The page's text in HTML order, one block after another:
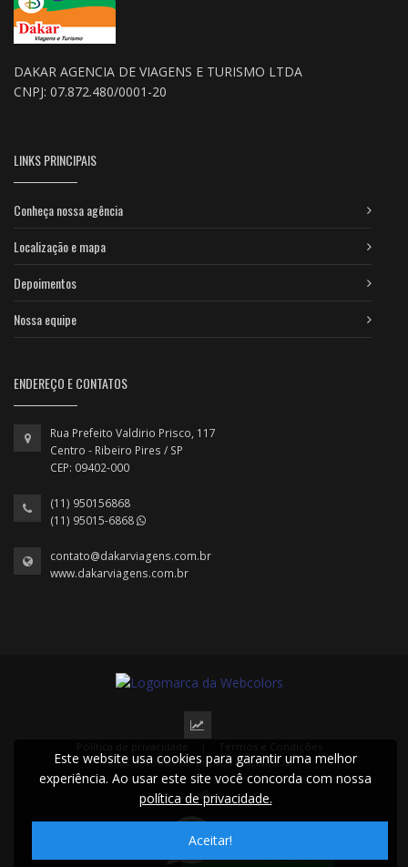
DAKAR AGENCIA DE VIAGENS E TURISMO LTDA
CNPJ: 07.872.480/0001-20
LINKS PRINCIPAIS
Conheça nossa agência
Localização e mapa
Depoimentos
Nossa equipe
ENDEREÇO E CONTATOS
Rua Prefeito Valdirio Prisco, 117
Centro - Ribeiro Pires / SP
CEP: 09402-000
(11) 950156868
(11) 95015-6868
contato@dakarviagens.com.br
www.dakarviagens.com.br
2022 © Todos os direitos reservados.
Este website usa cookies para garantir uma melhor
experiência. Ao usar este site você concorda com nossa
política de privacidade.
Aceitar!